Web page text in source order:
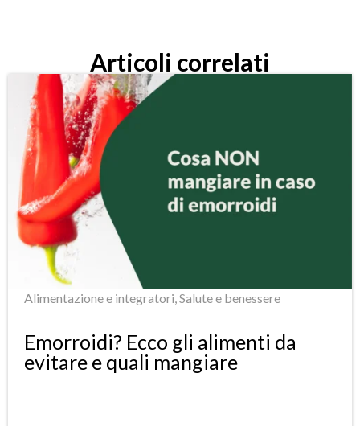
Articoli correlati
Alimentazione e integratori,Salute e benessere
Emorroidi? Ecco gli alimenti da
evitare e quali mangiare